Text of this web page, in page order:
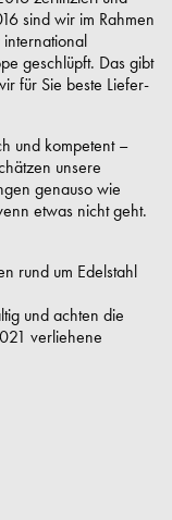
sind wir im Rahmen
geschlüpft. Das gibt
für Sie beste Liefer-
und kompetent –
unsere
genauso wie
etwas nicht geht.
rund um Edelstahl
und achten die
verliehene